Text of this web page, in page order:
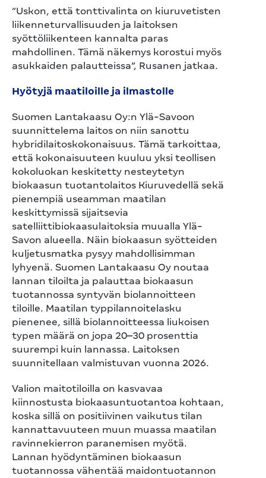
“Uskon, että tonttivalinta on kiuruvetisten
liikenneturvallisuuden ja laitoksen
syöttöliikenteen kannalta paras
mahdollinen. Tämä näkemys korostui myös
asukkaiden palautteissa”, Rusanen jatkaa.
Hyötyjä maatiloille ja ilmastolle
Suomen Lantakaasu Oy:n Ylä-Savoon
suunnittelema laitos on niin sanottu
hybridilaitoskokonaisuus. Tämä tarkoittaa,
että kokonaisuuteen kuuluu yksi teollisen
kokoluokan keskitetty nesteytetyn
biokaasun tuotantolaitos Kiuruvedellä sekä
pienempiä useamman maatilan
keskittymissä sijaitsevia
satelliittibiokaasulaitoksia muualla Ylä-
Savon alueella. Näin biokaasun syötteiden
kuljetusmatka pysyy mahdollisimman
lyhyenä. Suomen Lantakaasu Oy noutaa
lannan tiloilta ja palauttaa biokaasun
tuotannossa syntyvän biolannoitteen
tiloille. Maatilan typpilannoitelasku
pienenee, sillä biolannoitteessa liukoisen
typen määrä on jopa 20–30 prosenttia
suurempi kuin lannassa. Laitoksen
suunnitellaan valmistuvan vuonna 2026.
Valion maitotiloilla on kasvavaa
kiinnostusta biokaasuntuotantoa kohtaan,
koska sillä on positiivinen vaikutus tilan
kannattavuuteen muun muassa maatilan
ravinnekierron paranemisen myötä.
Lannan hyödyntäminen biokaasun
tuotannossa vähentää maidontuotannon